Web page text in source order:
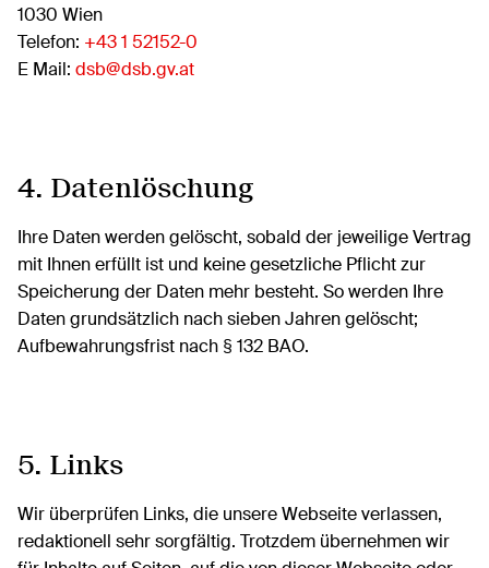
1030 Wien
Telefon: +43 1 52152-0
E Mail: dsb@dsb.gv.at
4. Datenlöschung
Ihre Daten werden gelöscht, sobald der jeweilige Vertrag
mit Ihnen erfüllt ist und keine gesetzliche Pflicht zur
Speicherung der Daten mehr besteht. So werden Ihre
Daten grundsätzlich nach sieben Jahren gelöscht;
Aufbewahrungsfrist nach § 132 BAO.
5. Links
Wir überprüfen Links, die unsere Webseite verlassen,
redaktionell sehr sorgfältig. Trotzdem übernehmen wir